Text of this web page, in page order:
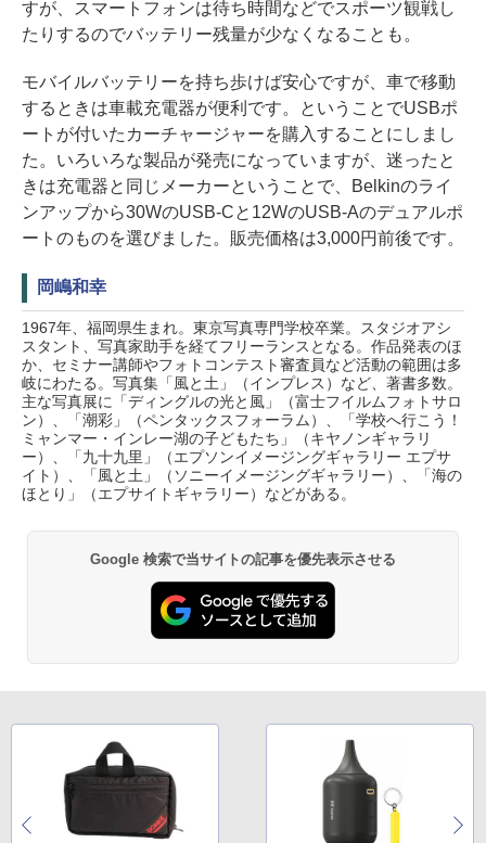
すが、スマートフォンは待ち時間などでスポーツ観戦し
たりするのでバッテリー残量が少なくなることも。
モバイルバッテリーを持ち歩けば安心ですが、車で移動
するときは車載充電器が便利です。ということでUSBポ
ートが付いたカーチャージャーを購入することにしまし
た。いろいろな製品が発売になっていますが、迷ったと
きは充電器と同じメーカーということで、Belkinのライ
ンアップから30WのUSB-Cと12WのUSB-Aのデュアルポ
ートのものを選びました。販売価格は3,000円前後です。
岡嶋和幸
1967年、福岡県生まれ。東京写真専門学校卒業。スタジオアシ
スタント、写真家助手を経てフリーランスとなる。作品発表のほ
か、セミナー講師やフォトコンテスト審査員など活動の範囲は多
岐にわたる。写真集「風と土」（インプレス）など、著書多数。
主な写真展に「ディングルの光と風」（富士フイルムフォトサロ
ン）、「潮彩」（ペンタックスフォーラム）、「学校へ行こう！
ミャンマー・インレー湖の子どもたち」（キヤノンギャラリ
ー）、「九十九里」（エプソンイメージングギャラリー エプサ
イト）、「風と土」（ソニーイメージングギャラリー）、「海の
ほとり」（エプサイトギャラリー）などがある。
Google 検索で当サイトの記事を優先表示させる